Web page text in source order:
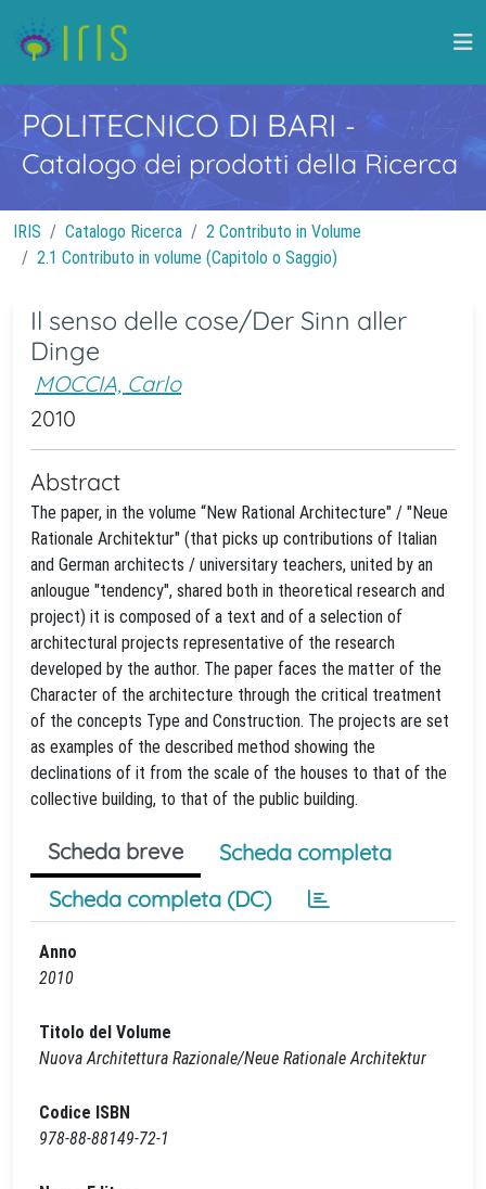
POLITECNICO DI BARI -
Catalogo dei prodotti della Ricerca
IRIS Catalogo Ricerca
2 Contributo in Volume
2.1 Contributo in volume (Capitolo o Saggio)
Il senso delle cose/Der Sinn aller
Dinge
MOCCIA, Carlo
2010
Abstract
The paper, in the volume “New Rational Architecture" / "Neue
Rationale Architektur" (that picks up contributions of Italian
and German architects / universitary teachers, united by an
anlougue "tendency", shared both in theoretical research and
project) it is composed of a text and of a selection of
architectural projects representative of the research
developed by the author. The paper faces the matter of the
Character of the architecture through the critical treatment
of the concepts Type and Construction. The projects are set
as examples of the described method showing the
declinations of it from the scale of the houses to that of the
collective building, to that of the public building.
Scheda breve
Scheda completa
Scheda completa (DC)
Anno
2010
Titolo del Volume
Nuova Architettura Razionale/Neue Rationale Architektur
Codice ISBN
978-88-88149-72-1